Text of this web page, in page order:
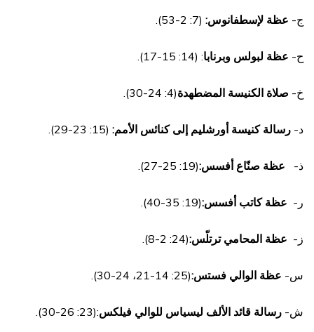
ج‌- عظة لإسطفانوس: (7: 2-53).
ح‌- عظة لبولس وبرنابا: (14: 15-17).
خ‌- صلاة الكنيسة المضطهدة(4: 24-30).
د‌- رسالة كنيسة أورشليم إلى كنائس الأمم: (15: 23-29).
ذ‌- عظة صنّاع أفسس:(19: 25-27).
ر‌- عظة كاتب أفسس:(19: 35-40).
ز‌- عظة المحامي ترتلّس:(24: 2-8).
س‌- عظة الوالي فستس:(25: 14-21، 24-30).
ش‌- رسالة قائد الألف ليسياس للوالي فيلكس:(23: 26-30).